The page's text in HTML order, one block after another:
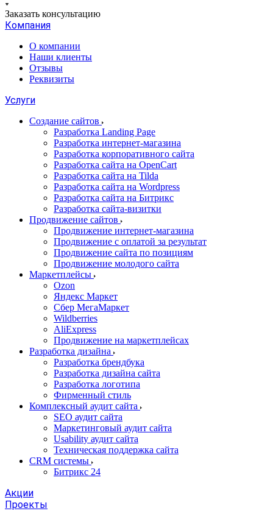
Заказать консультацию
Компания
О компании
Наши клиенты
Отзывы
Реквизиты
Услуги
Создание сайтов
Разработка Landing Page
Разработка интернет-магазина
Разработка корпоративного сайта
Разработка сайта на OpenCart
Разработка сайта на Tilda
Разработка сайта на Wordpress
Разработка сайта на Битрикс
Разработка сайта-визитки
Продвижение сайтов
Продвижение интернет-магазина
Продвижение с оплатой за результат
Продвижение сайта по позициям
Продвижение молодого сайта
Маркетплейсы
Ozon
Яндекс Маркет
Сбер МегаМаркет
Wildberries
AliExpress
Продвижение на маркетплейсах
Разработка дизайна
Разработка брендбука
Разработка дизайна сайта
Разработка логотипа
Фирменный стиль
Комплексный аудит сайта
SEO аудит сайта
Маркетинговый аудит сайта
Usability аудит сайта
Техническая поддержка сайта
CRM системы
Битрикс 24
Акции
Проекты